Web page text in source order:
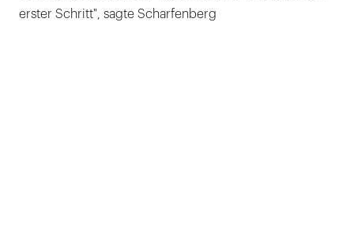
erster Schritt", sagte Scharfenberg